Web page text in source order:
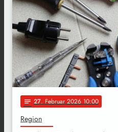
notes 27. Februar 2026 10:00
Region